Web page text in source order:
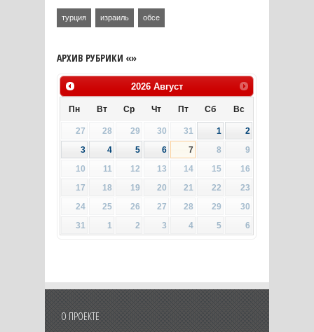
турция израиль обсе
АРХИВ РУБРИКИ «»
2026 Август
Пн Вт Ср Чт Пт Сб Вс
27 28 29 30 31 1
2
3
4 5 6 7 8
9
10
11 12 13 14 15
16
17
18 19 20 21 22
23
24
25 26 27 28 29
30
31
1 2 3 4 5 6
О ПРОЕКТЕ